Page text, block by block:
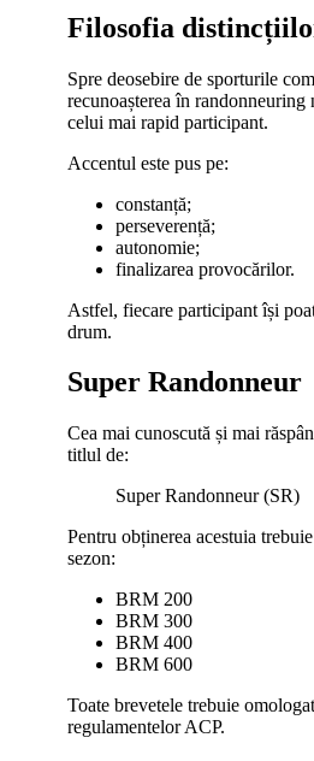
Filosofia
Spre deosebire de sporturile
recunoașterea în randonneuring
celui mai rapid participant.
Accentul este pus pe:
constanță;
perseverență;
autonomie;
finalizarea provocărilor.
Astfel, fiecare participant își
drum.
Super Randonneur
Cea mai cunoscută și mai
titlul de:
Super Randonneur (SR)
Pentru obținerea acestuia
sezon:
BRM 200
BRM 300
BRM 400
BRM 600
Toate brevetele trebuie
regulamentelor ACP.